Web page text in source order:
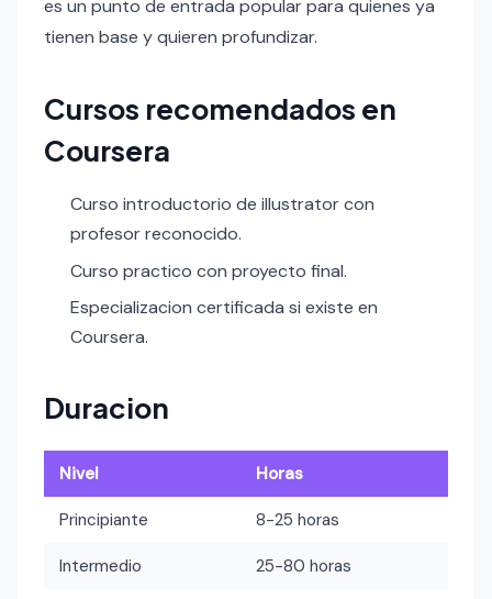
es un punto de entrada popular para quienes ya
tienen base y quieren profundizar.
Cursos recomendados en
Coursera
Curso introductorio de illustrator con
profesor reconocido.
Curso practico con proyecto final.
Especializacion certificada si existe en
Coursera.
Duracion
Nivel Horas
Principiante 8-25 horas
Intermedio 25-80 horas